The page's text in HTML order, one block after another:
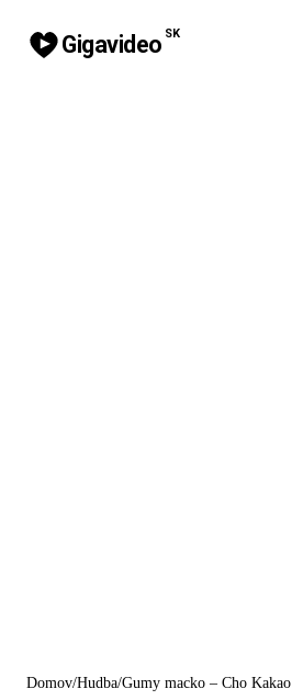
Gigavideo SK
Domov/Hudba/Gumy macko – Cho Kakao